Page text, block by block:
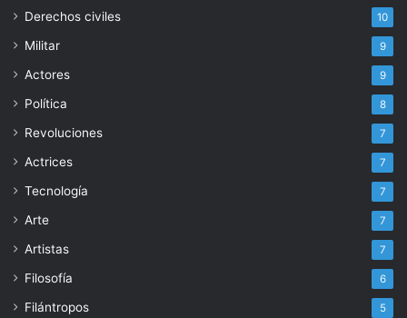
Derechos civiles 10
Militar 9
Actores 9
Política 8
Revoluciones 7
Actrices 7
Tecnología 7
Arte 7
Artistas 7
Filosofía 6
Filántropos 5